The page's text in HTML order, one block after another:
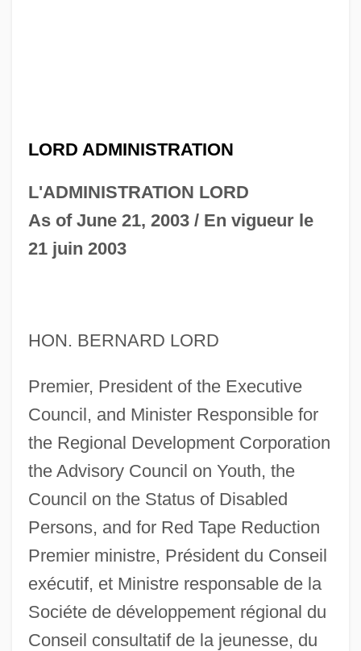
LORD ADMINISTRATION
L'ADMINISTRATION LORD
As of June 21, 2003 / En vigueur le
21 juin 2003
HON. BERNARD LORD
Premier, President of the Executive
Council, and Minister Responsible for
the Regional Development Corporation
the Advisory Council on Youth, the
Council on the Status of Disabled
Persons, and for Red Tape Reduction
Premier ministre, Président du Conseil
exécutif, et Ministre responsable de la
Sociéte de développement régional du
Conseil consultatif de la jeunesse, du